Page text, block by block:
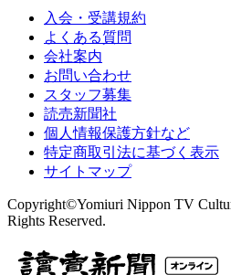
入会・受講規約
よくある質問
会社案内
お問い合わせ
スタッフ募集
読売新聞社
個人情報保護方針など
特定商取引法に基づく表示
サイトマップ
Copyright©Yomiuri Nippon TV
Rights Reserved.